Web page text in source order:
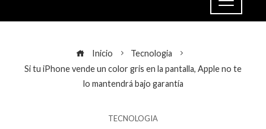
Inicio
Tecnologia
Si tu iPhone vende un color gris en la pantalla, Apple no te
lo mantendrá bajo garantía
TECNOLOGIA